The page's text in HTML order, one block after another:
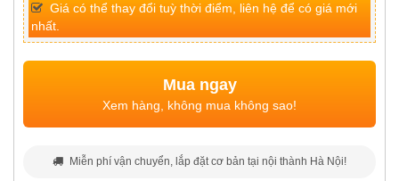
Giá có thể thay đổi tuỳ thời điểm, liên hệ để có giá mới
nhất.
Mua ngay
Xem hàng, không mua không sao!
Miễn phí vận chuyển, lắp đặt cơ bản tại nội thành Hà Nội!